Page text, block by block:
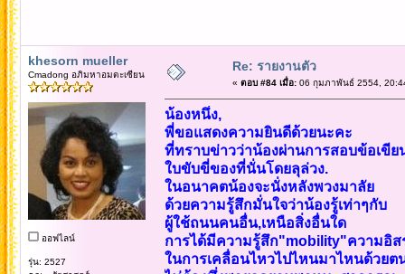
khesorn mueller
Cmadong อภิมหาอมตะเซียน
ออฟไลน์
รุ่น: 2527
Re: รายงานตัว
« ตอบ #84 เมื่อ:06 กุมภาพันธ์ 2554,
น้องหนึ่ง,
พี่ขอแสดงความยินดีด้วยนะคะ
ที่ทราบข่าวว่าน้องผ่านการสอบข้อเขีย
ใบขับขี่ของที่นั่นโดยลุล่วง.
ในอนาคตน้องจะนั่งหลังพวงมาลัย
ด้วยความรู้สึกมั่นใจว่าน้องรู้เท่าๆกับ
ผู้ใช้ถนนคนอื่น,เหนือสิ่งอื่นใด
การได้มีความรู้สึก"mobility"ความอิส
ในการเคลื่อนไหวไปไหนมาไหนด้วยต